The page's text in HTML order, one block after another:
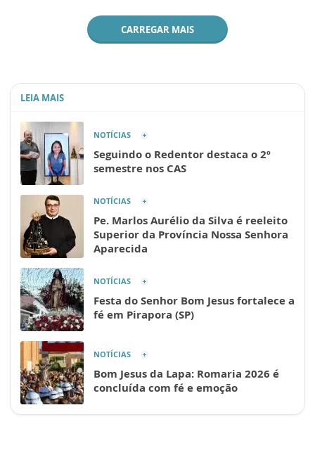
CARREGAR MAIS
LEIA MAIS
NOTÍCIAS
Seguindo o Redentor destaca o 2º
semestre nos CAS
NOTÍCIAS
Pe. Marlos Aurélio da Silva é reeleito
Superior da Província Nossa Senhora
Aparecida
NOTÍCIAS
Festa do Senhor Bom Jesus fortalece a
fé em Pirapora (SP)
NOTÍCIAS
Bom Jesus da Lapa: Romaria 2026 é
concluída com fé e emoção